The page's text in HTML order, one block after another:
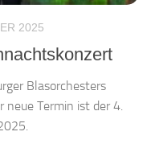
2025
Blasorchesters
neue Termin ist der 4.